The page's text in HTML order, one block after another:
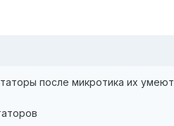
после микротика их умеют